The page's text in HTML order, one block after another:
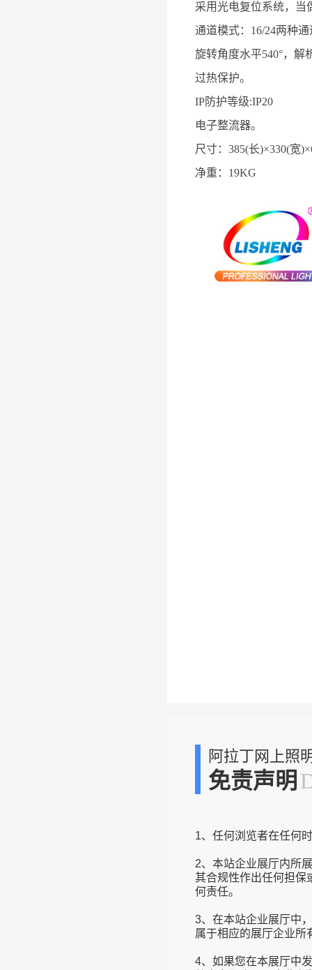
采用光电复位系统，当
通道模式：16/24两种
旋转角度水平540°，解
过热保护。
IP防护等级:IP20
电子整流器。
尺寸：385(长)×330(宽
净重：19KG
阿拉丁网上照
免责声明
1、任何浏览者在任何
2、本站企业展厅内所
其合规性作出任何担保
何责任。
3、在本站企业展厅中
属于相应的展厅企业所
4、如果您在本展厅中